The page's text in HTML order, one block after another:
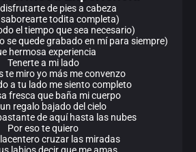
de pies a cabeza
saborearte todita completa)
el tiempo que sea necesario)
se quede grabado en mí para siempre)
hermosa experiencia
Tenerte a mi lado
te miro yo más me convenzo
a tu lado me siento completo
fresca que baña mi cuerpo
regalo bajado del cielo
de aquí hasta las nubes
Por eso te quiero
cruzar las miradas
labios decir que me amas